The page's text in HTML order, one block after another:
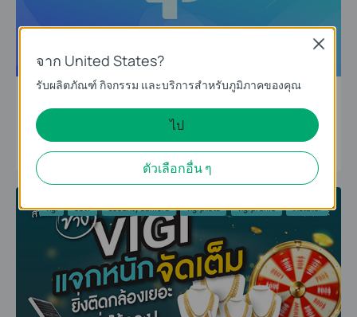
01-14-2026
vigi cctv security camera vigi pilots vigi promo installer
จาก United States?
รับผลิตภัณฑ์ กิจกรรม และบริการสำหรับภูมิภาคของคุณ
ไป
ตัวเลือกอื่น ๆ
Close